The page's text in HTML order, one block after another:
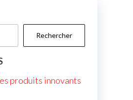
Rechercher
produits innovants